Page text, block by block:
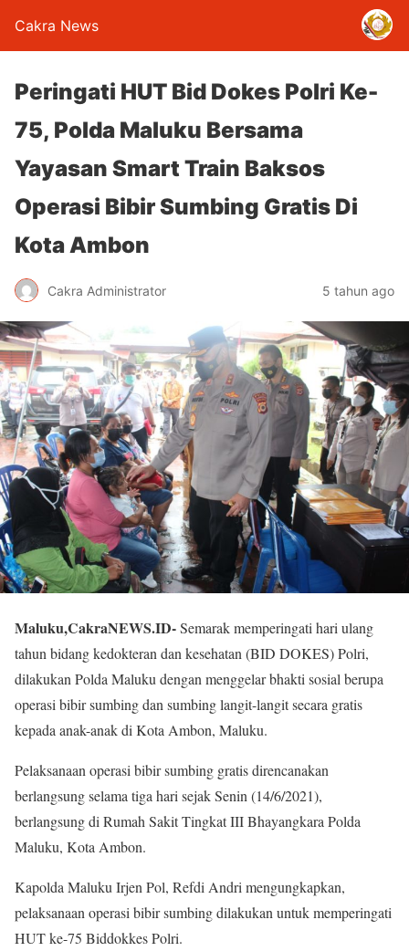
Cakra News
Peringati HUT Bid Dokes Polri Ke-
75, Polda Maluku Bersama
Yayasan Smart Train Baksos
Operasi Bibir Sumbing Gratis Di
Kota Ambon
Cakra Administrator 5 tahun ago
Maluku,CakraNEWS.ID-Semarak memperingati hari ulang
tahun bidang kedokteran dan kesehatan (BID DOKES) Polri,
dilakukan Polda Maluku dengan menggelar bhakti sosial berupa
operasi bibir sumbing dan sumbing langit-langit secara gratis
kepada anak-anak di Kota Ambon, Maluku.
Pelaksanaan operasi bibir sumbing gratis direncanakan
berlangsung selama tiga hari sejak Senin (14/6/2021),
berlangsung di Rumah Sakit Tingkat III Bhayangkara Polda
Maluku, Kota Ambon.
Kapolda Maluku Irjen Pol, Refdi Andri mengungkapkan,
pelaksanaan operasi bibir sumbing dilakukan untuk memperingati
HUT ke-75 Biddokkes Polri.